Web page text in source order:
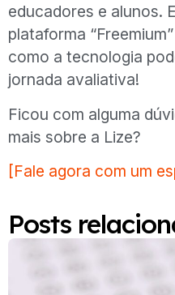
educadores e alunos.
plataforma
como a tecnologia
jornada avaliativa!
Ficou com alguma
mais sobre a Lize?
[Fale agora com um
Posts